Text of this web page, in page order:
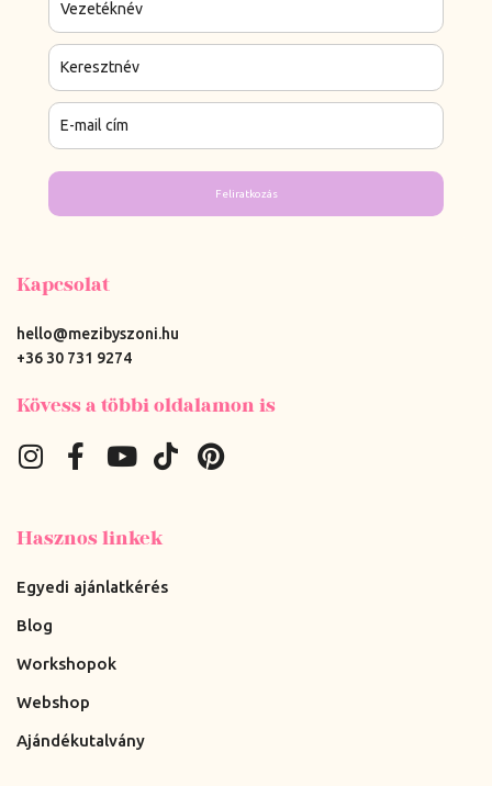
Feliratkozás
Kapcsolat
hello@mezibyszoni.hu
+36 30 731 9274
Kövess a többi oldalamon is
Hasznos linkek
Egyedi ajánlatkérés
Blog
Workshopok
Webshop
Ajándékutalvány